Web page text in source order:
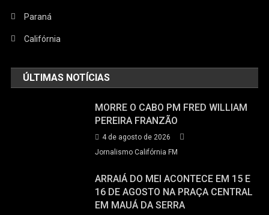
Paraná
Califórnia
ÚLTIMAS NOTÍCIAS
MORRE O CABO PM FRED WILLIAM
PEREIRA FRANZÃO
4 de agosto de 2026
Jornalismo Califórnia FM
ARRAIÁ DO MEI ACONTECE EM 15 E
16 DE AGOSTO NA PRAÇA CENTRAL
EM MAUÁ DA SERRA